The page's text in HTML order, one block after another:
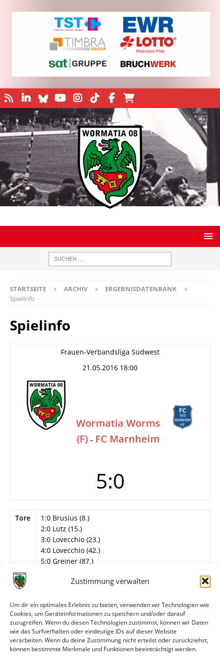
Zustimmung verwalten
Um dir ein optimales Erlebnis zu bieten, verwenden wir Technologien wie
Cookies, um Geräteinformationen zu speichern und/oder darauf
zuzugreifen. Wenn du diesen Technologien zustimmst, können wir Daten
wie das Surfverhalten oder eindeutige IDs auf dieser Website
verarbeiten. Wenn du deine Zustimmung nicht erteilst oder zurückziehst,
können bestimmte Merkmale und Funktionen beeinträchtigt werden.
STARTSEITE ARCHIV
ERGEBNISDATENBANK
Spielinfo
Spielinfo
Frauen-Verbandsliga Südwest
21.05.2016 18:00
Wormatia Worms
(F) – FC Marnheim
5:0
Tore
1:0 Brusius (8.)
2:0 Lütz (15.)
3:0 Lovecchio (23.)
4:0 Lovecchio (42.)
5:0 Greiner (87.)
Info
26. (letzter) Spieltag
Bätz – Stock, Linßen, Schmitt, Diesperger, Boba,
Greiner (89. Barber), Brötz (46. Stiebing),
Lovecchio (84. Rostami), Brusius, Lütz.